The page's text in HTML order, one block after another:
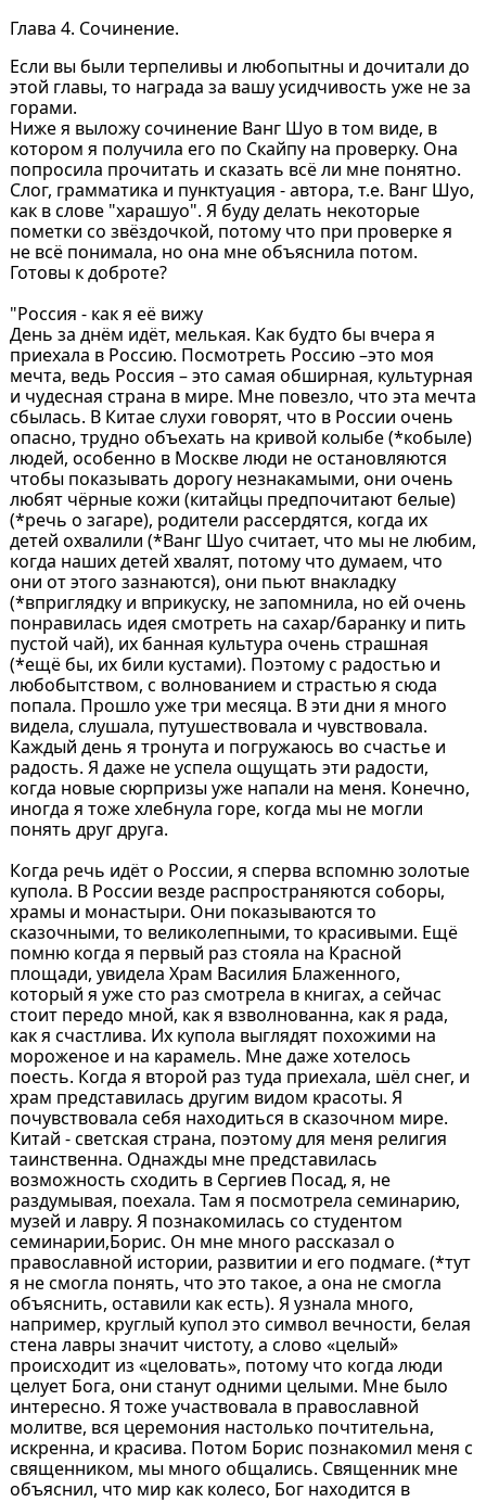
Глава 4. Сочинение.
Если вы были терпеливы и любопытны и дочитали до
этой главы, то награда за вашу усидчивость уже не за
горами.
Ниже я выложу сочинение Ванг Шуо в том виде, в
котором я получила его по Скайпу на проверку. Она
попросила прочитать и сказать всё ли мне понятно.
Слог, грамматика и пунктуация - автора, т.е. Ванг Шуо,
как в слове "харашуо". Я буду делать некоторые
пометки со звёздочкой, потому что при проверке я
не всё понимала, но она мне объяснила потом.
Готовы к доброте?
"Россия - как я её вижу
День за днём идёт, мелькая. Как будто бы вчера я
приехала в Россию. Посмотреть Россию –это моя
мечта, ведь Россия – это самая обширная, культурная
и чудесная страна в мире. Мне повезло, что эта мечта
сбылась. В Китае слухи говорят, что в России очень
опасно, трудно объехать на кривой колыбе (*кобыле)
людей, особенно в Москве люди не остановляются
чтобы показывать дорогу незнакамыми, они очень
любят чёрные кожи (китайцы предпочитают белые)
(*речь о загаре), родители рассердятся, когда их
детей охвалили (*Ванг Шуо считает, что мы не любим,
когда наших детей хвалят, потому что думаем, что
они от этого зазнаются), они пьют внакладку
(*вприглядку и вприкуску, не запомнила, но ей очень
понравилась идея смотреть на сахар/баранку и пить
пустой чай), их банная культура очень страшная
(*ещё бы, их били кустами). Поэтому с радостью и
любобытством, с волнованием и страстью я сюда
попала. Прошло уже три месяца. В эти дни я много
видела, слушала, путушествовала и чувствовала.
Каждый день я тронута и погружаюсь во счастье и
радость. Я даже не успела ощущать эти радости,
когда новые сюрпризы уже напали на меня. Конечно,
иногда я тоже хлебнула горе, когда мы не могли
понять друг друга.
Когда речь идёт о России, я сперва вспомню золотые
купола. В России везде распространяются соборы,
храмы и монастыри. Они показываются то
сказочными, то великолепными, то красивыми. Ещё
помню когда я первый раз стояла на Красной
площади, увидела Храм Василия Блаженного,
который я уже сто раз смотрела в книгах, а сейчас
стоит передо мной, как я взволнованна, как я рада,
как я счастлива. Их купола выглядят похожими на
мороженое и на карамель. Мне даже хотелось
поесть. Когда я второй раз туда приехала, шёл снег, и
храм представилась другим видом красоты. Я
почувствовала себя находиться в сказочном мире.
Китай - светская страна, поэтому для меня религия
таинственна. Однажды мне представилась
возможность сходить в Сергиев Посад, я, не
раздумывая, поехала. Там я посмотрела семинарию,
музей и лавру. Я познакомилась со студентом
семинарии,Борис. Он мне много рассказал о
православной истории, развитии и его подмаге. (*тут
я не смогла понять, что это такое, а она не смогла
объяснить, оставили как есть). Я узнала много,
например, круглый купол это символ вечности, белая
стена лавры значит чистоту, а слово «целый»
происходит из «целовать», потому что когда люди
целует Бога, они станут одними целыми. Мне было
интересно. Я тоже участвовала в православной
молитве, вся церемония настолько почтительна,
искренна, и красива. Потом Борис познакомил меня с
священником, мы много общались. Священник мне
объяснил, что мир как колесо, Бог находится в